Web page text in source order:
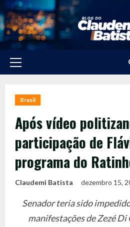
Skip
to
content
Primary
Brasil
Após vídeo
participação de
programa do
Claudemi Batista dezembro 15,
Senador teria sido
manifestações de Zezé Di